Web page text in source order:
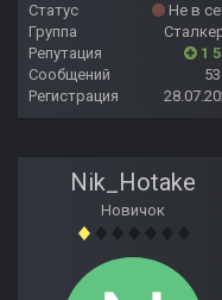
Статус
Не в
Группа
Репутация
1
Сообщений
Регистрация
Nik_Hotake
Новичок